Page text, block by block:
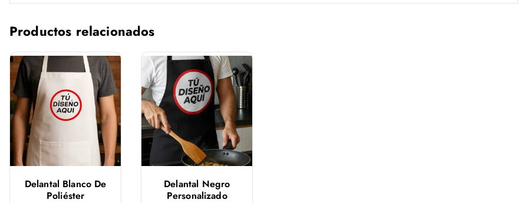
Productos relacionados
Delantal Blanco De
Poliéster
Delantal Negro
Personalizado